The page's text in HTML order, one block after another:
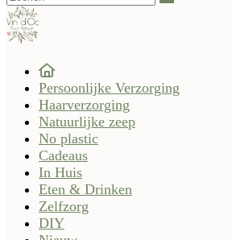
Persoonlijke Verzorging
Haarverzorging
Natuurlijke zeep
No plastic
Cadeaus
In Huis
Eten & Drinken
Zelfzorg
DIY